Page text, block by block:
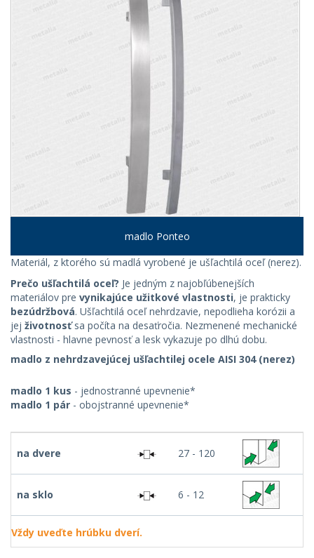
madlo Ponteo
Materiál, z ktorého sú madlá vyrobené je ušľachtilá oceľ (nerez).
Prečo ušľachtilá oceľ? Je jedným z najobľúbenejších
materiálov pre vynikajúce užitkové vlastnosti, je prakticky
bezúdržbová. Ušľachtilá oceľ nehrdzavie, nepodlieha korózii a
jej životnosťsa počíta na desaťročia. Nezmenené mechanické
vlastnosti - hlavne pevnosť a lesk vykazuje po dlhú dobu.
madlo z nehrdzavejúcej ušľachtilej ocele AISI 304 (nerez)
madlo 1 kus - jednostranné upevnenie*
madlo 1 pár - obojstranné upevnenie*
na dvere 27 - 120
na sklo 6 - 12
Vždy uveďte hrúbku dverí.